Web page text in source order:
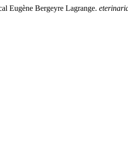
Eugène Bergeyre Lagrange.